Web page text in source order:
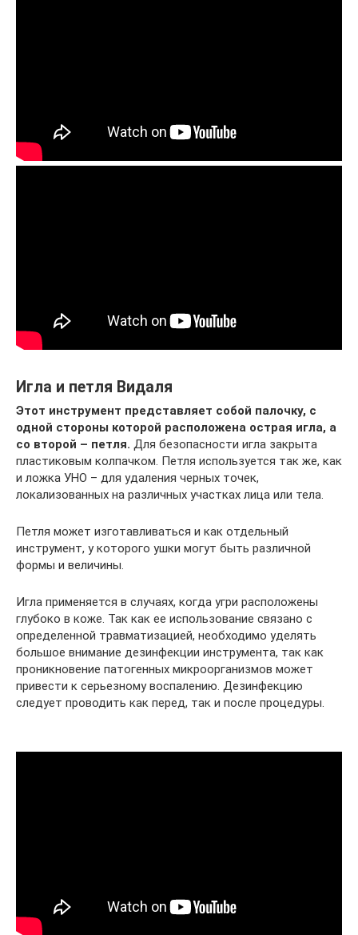
Игла и петля Видаля
Этот инструмент представляет собой палочку, с
одной стороны которой расположена острая игла, а
со второй – петля. Для безопасности игла закрыта
пластиковым колпачком. Петля используется так же, как
и ложка УНО – для удаления черных точек,
локализованных на различных участках лица или тела.
Петля может изготавливаться и как отдельный
инструмент, у которого ушки могут быть различной
формы и величины.
Игла применяется в случаях, когда угри расположены
глубоко в коже. Так как ее использование связано с
определенной травматизацией, необходимо уделять
большое внимание дезинфекции инструмента, так как
проникновение патогенных микроорганизмов может
привести к серьезному воспалению. Дезинфекцию
следует проводить как перед, так и после процедуры.